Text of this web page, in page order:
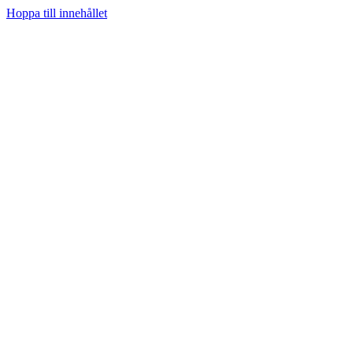
Hoppa till innehållet